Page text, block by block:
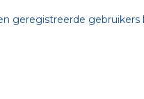
geregistreerde